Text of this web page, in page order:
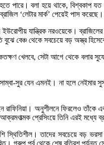
হতে পারে। বলা হয়ে থাকে,
‘লেটার মার্ক’ পেয়েই পাস করেছে।
ইউরোপীয় যান্ত্রিক নরওয়েকে।
বুঝে বেঞ্চ থেকে সবচেয়ে বড় অস্ত্র
খেলবে, সেটা আগে থেকে
সুর যেন এমনই। না হলে
অনুশীলনে ফিরলেও তাঁকে
প্রেসিংয়ে তিনি এরই
স্থিতিশীল। তাদের সবচেয়ে বড় ভরসা
গ্রুপ পর্ব থেকে শেষ বত্রিশ পর্যন্ত